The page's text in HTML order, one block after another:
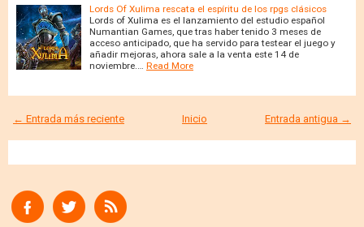
Lords Of Xulima rescata el espíritu de los rpgs clásicos
Lords of Xulima es el lanzamiento del estudio español
Numantian Games, que tras haber tenido 3 meses de
acceso anticipado, que ha servido para testear el juego y
añadir mejoras, ahora sale a la venta este 14 de
noviembre.… Read More
← Entrada más reciente Entrada antigua →
Inicio